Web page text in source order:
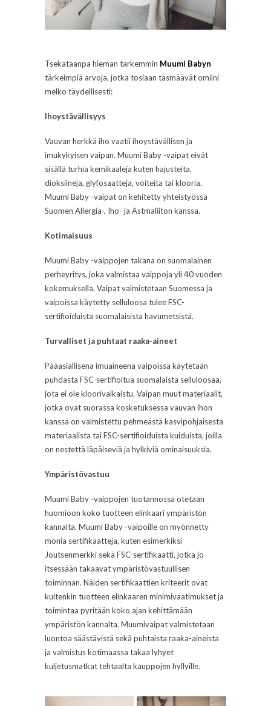
Tsekataanpa hieman tarkemmin Muumi Babyn
tärkeimpiä arvoja, jotka tosiaan täsmäävät omiini
melko täydellisesti:
Ihoystävällisyys
Vauvan herkkä iho vaatii ihoystävällisen ja
imukykyisen vaipan. Muumi Baby -vaipat eivät
sisällä turhia kemikaaleja kuten hajusteita,
dioksiineja, glyfosaatteja, voiteita tai klooria.
Muumi Baby -vaipat on kehitetty yhteistyössä
Suomen Allergia-, Iho- ja Astmaliiton kanssa.
Kotimaisuus
Muumi Baby -vaippojen takana on suomalainen
perheyritys, joka valmistaa vaippoja yli 40 vuoden
kokemuksella. Vaipat valmistetaan Suomessa ja
vaipoissa käytetty selluloosa tulee FSC-
sertifioiduista suomalaisista havumetsistä.
Turvalliset ja puhtaat raaka-aineet
Pääasiallisena imuaineena vaipoissa käytetään
puhdasta FSC-sertifioitua suomalaista selluloosaa,
jota ei ole kloorivalkaistu. Vaipan muut materiaalit,
jotka ovat suorassa kosketuksessa vauvan ihon
kanssa on valmistettu pehmeästä kasvipohjaisesta
materiaalista tai FSC-sertifioiduista kuiduista, joilla
on nestettä läpäiseviä ja hylkiviä ominaisuuksia.
Ympäristövastuu
Muumi Baby -vaippojen tuotannossa otetaan
huomioon koko tuotteen elinkaari ympäristön
kannalta. Muumi Baby -vaipoille on myönnetty
monia sertifikaatteja, kuten esimerkiksi
Joutsenmerkki sekä FSC-sertifikaatti, jotka jo
itsessään takaavat ympäristövastuullisen
toiminnan. Näiden sertifikaattien kriteerit ovat
kuitenkin tuotteen elinkaaren minimivaatimukset ja
toimintaa pyritään koko ajan kehittämään
ympäristön kannalta. Muumivaipat valmistetaan
luontoa säästävistä sekä puhtaista raaka-aineista
ja valmistus kotimaassa takaa lyhyet
kuljetusmatkat tehtaalta kauppojen hyllyille.